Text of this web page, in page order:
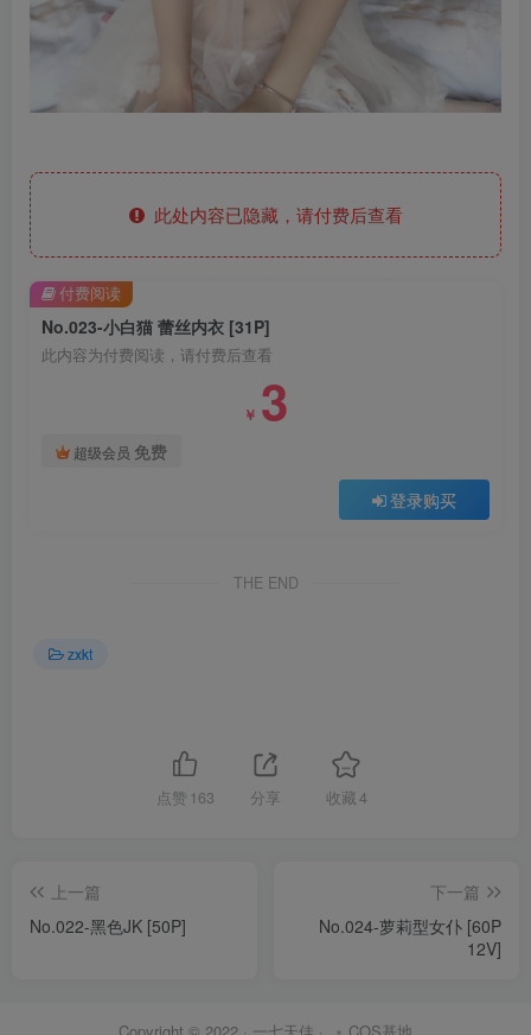
此处内容已隐藏，请付费后查看
No.023-小白猫 蕾丝内衣 [31P]
此内容为付费阅读，请付费后查看
￥ 3
超级会员 免费
登录购买
付费阅读
THE END
zxkt
点赞 163 分享 收藏4
上一篇
No.022-黑色JK [50P]
下一篇
No.024-萝莉型女仆 [60P
12V]